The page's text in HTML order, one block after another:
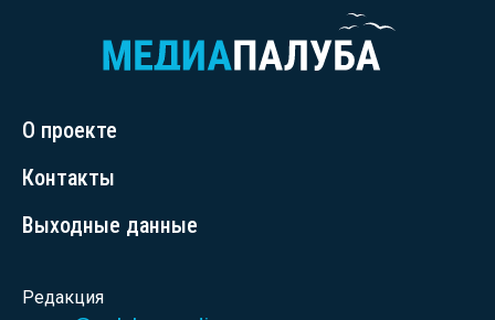
О проекте
Контакты
Выходные данные
Редакция